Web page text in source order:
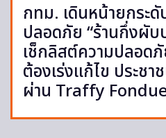
กทม. เดินหน้ายกระ
ปลอดภัย “ร้านกึ่งผับ
เช็กลิสต์ความปลอด
ต้องเร่งแก้ไข ประชา
ผ่าน Traffy